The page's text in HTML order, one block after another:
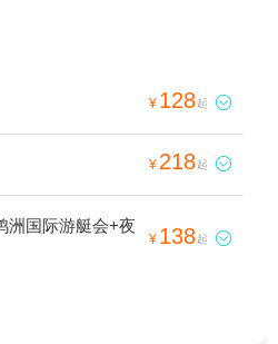
¥ 128起 
¥ 218起 
洲国际游艇会+夜
¥ 138起 